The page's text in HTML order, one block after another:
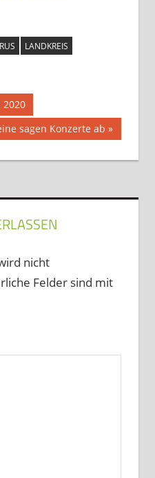
LANDKREIS
sagen Konzerte ab
nicht
Felder sind mit